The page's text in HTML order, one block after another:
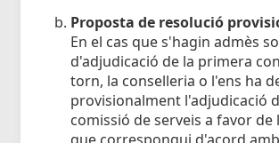
Proposta de resolució
En el cas que s'hagin admès
d'adjudicació de la primera
torn, la conselleria o l'ens ha
provisionalment l'adjudicació
comissió de serveis a favor de